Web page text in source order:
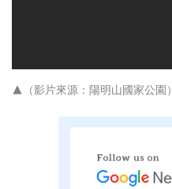
▲（影片來源：陽明山國家公園）